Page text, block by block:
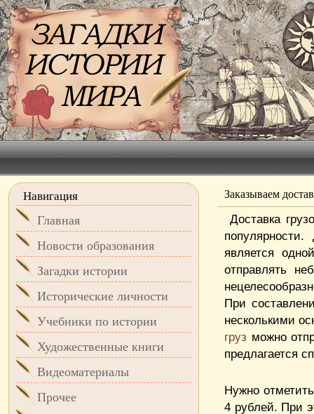
Заказываем
Доставка
является
отправлять
При
несколькими
груз можно
предлагается
Нужно
4 рублей. При
Навигация
Главная
Новости образования
Загадки истории
Исторические личности
Учебники по истории
Художественные книги
Видеоматериалы
Прочее